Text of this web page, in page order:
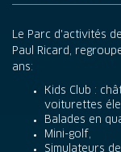
Le Parc d'activités
Paul Ricard,
ans:
Kids Club :
voiturettes
Balades en
Mini-golf,
Simulateurs